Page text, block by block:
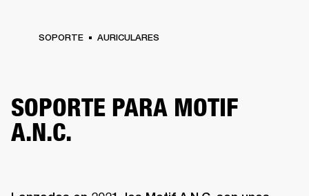
SOPORTE AURICULARES
SOPORTE PARA MOTIF
A.N.C.